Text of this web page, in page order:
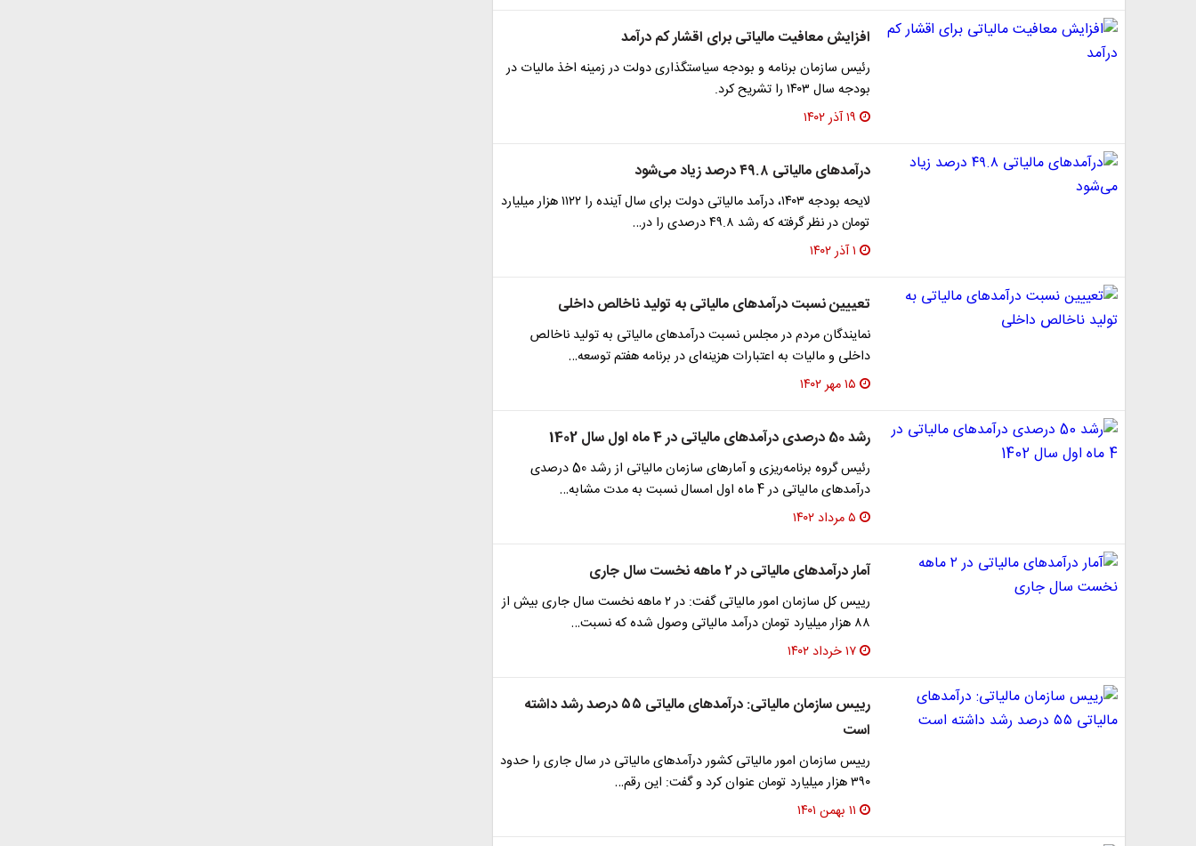
افزایش معافیت مالیاتی برای اقشار کم درآمد
رئیس سازمان برنامه و بودجه سیاستگذاری دولت در زمینه اخذ مالیات در
بودجه سال ۱۴۰۳ را تشریح کرد.
۱۹ آذر ۱۴۰۲
درآمدهای مالیاتی ۴۹.۸ درصد زیاد می‌شود
لایحه بودجه ۱۴۰۳، درآمد مالیاتی دولت برای سال آینده را ۱۱۲۲ هزار میلیارد
تومان در نظر گرفته که رشد ۴۹.۸ درصدی را در…
۱ آذر ۱۴۰۲
تعییین نسبت درآمدهای مالیاتی به تولید ناخالص داخلی
نمایندگان مردم در مجلس نسبت درآمدهای مالیاتی به تولید ناخالص
داخلی و مالیات به اعتبارات هزینه‌ای در برنامه هفتم توسعه…
۱۵ مهر ۱۴۰۲
رشد 50 درصدی درآمدهای مالیاتی در 4 ماه اول سال 1402
رئیس گروه برنامه‌ریزی و آمارهای سازمان مالیاتی از رشد 50 درصدی
درآمدهای مالیاتی در 4 ماه اول امسال نسبت به مدت مشابه…
۵ مرداد ۱۴۰۲
آمار درآمدهای مالیاتی در ۲ ماهه نخست سال ‌جاری
رییس کل سازمان امور مالیاتی گفت: در ۲ ماهه نخست سال ‌جاری بیش از
۸۸ هزار میلیارد تومان درآمد مالیاتی وصول شده که نسبت…
۱۷ خرداد ۱۴۰۲
رییس سازمان مالیاتی: درآمدهای مالیاتی ۵۵ درصد رشد داشته
است
رییس سازمان امور مالیاتی کشور درآمدهای مالیاتی در سال جاری را حدود
۳۹۰ هزار میلیارد تومان عنوان کرد و گفت: این رقم…
۱۱ بهمن ۱۴۰۱